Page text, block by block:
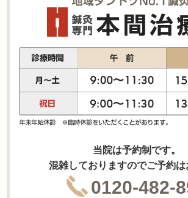
当院は予約制です。
混雑しておりますのでご予約は
0120-482-